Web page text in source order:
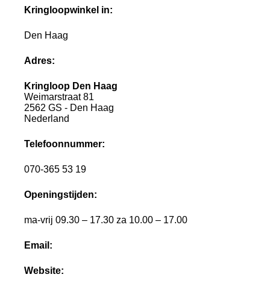
Kringloopwinkel in:
Den Haag
Adres:
Kringloop Den Haag
Weimarstraat 81
2562 GS - Den Haag
Nederland
Telefoonnummer:
070-365 53 19
Openingstijden:
ma-vrij 09.30 – 17.30 za 10.00 – 17.00
Email:
Website: